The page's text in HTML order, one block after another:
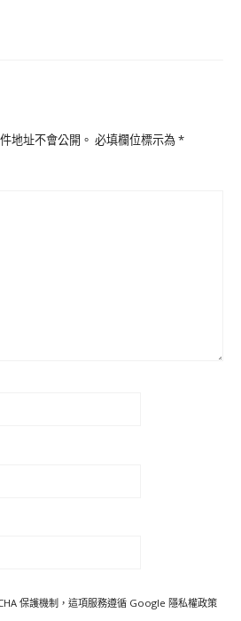
地址不會公開。 必填欄位標示為*
保護機制，這項服務遵循 Google 隱私權政策